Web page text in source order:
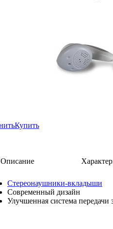
Купить
Описание
Стереонаушники-вкладыши
Современный дизайн
Улучшенная система передачи